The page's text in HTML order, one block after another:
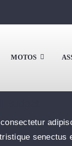
MOTOS